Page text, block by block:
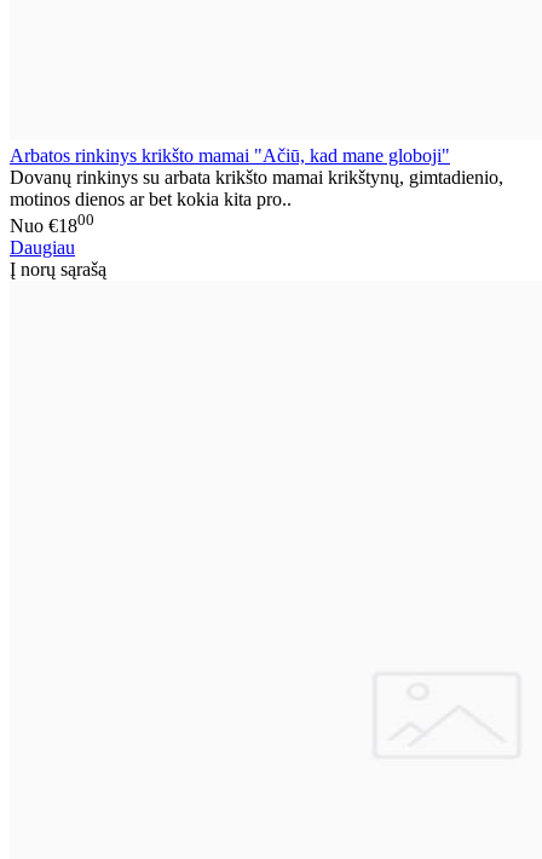
Arbatos rinkinys krikšto mamai "Ačiū, kad mane globoji"
Dovanų rinkinys su arbata krikšto mamai krikštynų, gimtadienio,
motinos dienos ar bet kokia kita pro..
Nuo €1800
Daugiau
Į norų sąrašą